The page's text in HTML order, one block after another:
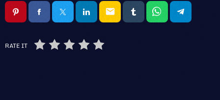
email
RATE IT